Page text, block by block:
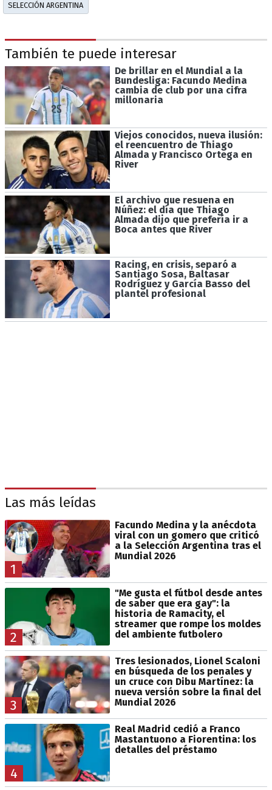
SELECCIÓN ARGENTINA
También te puede interesar
De brillar en el Mundial a la
Bundesliga: Facundo Medina
cambia de club por una cifra
millonaria
Viejos conocidos, nueva ilusión:
el reencuentro de Thiago
Almada y Francisco Ortega en
River
El archivo que resuena en
Núñez: el día que Thiago
Almada dijo que prefería ir a
Boca antes que River
Racing, en crisis, separó a
Santiago Sosa, Baltasar
Rodríguez y García Basso del
plantel profesional
Las más leídas
1
Facundo Medina y la anécdota
viral con un gomero que criticó
a la Selección Argentina tras el
Mundial 2026
2
"Me gusta el fútbol desde antes
de saber que era gay": la
historia de Ramacity, el
streamer que rompe los moldes
del ambiente futbolero
3
Tres lesionados, Lionel Scaloni
en búsqueda de los penales y
un cruce con Dibu Martínez: la
nueva versión sobre la final del
Mundial 2026
4
Real Madrid cedió a Franco
Mastantuono a Fiorentina: los
detalles del préstamo